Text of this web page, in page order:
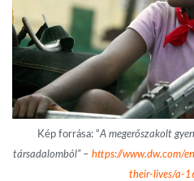
Kép forrása: “A megerőszakolt
társadalomból”– https://www.dw.com/
their-lives/a-